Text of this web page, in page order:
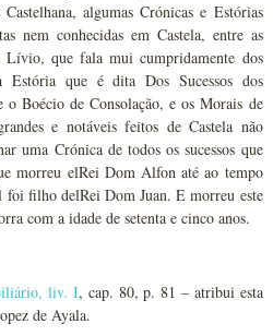
algumas Crónicas e Estórias
nem conhecidas em Castela, entre as
que fala mui cumpridamente dos
que é dita Dos Sucessos dos
Boécio de Consolação, e os Morais de
e notáveis feitos de Castela não
uma Crónica de todos os sucessos que
morreu elRei Dom Alfon até ao tempo
filho delRei Dom Juan. E morreu este
com a idade de setenta e cinco anos.
liv. I, cap. 80, p. 81 – atribui esta
de Ayala.